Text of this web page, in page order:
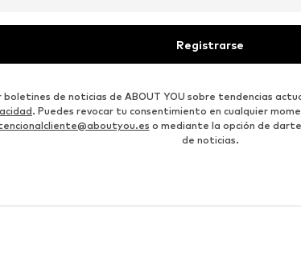
Registrarse
boletines de noticias de ABOUT YOU sobre tendencias
. Puedes revocar tu consentimiento en cualquier
o mediante la opción de
de noticias.